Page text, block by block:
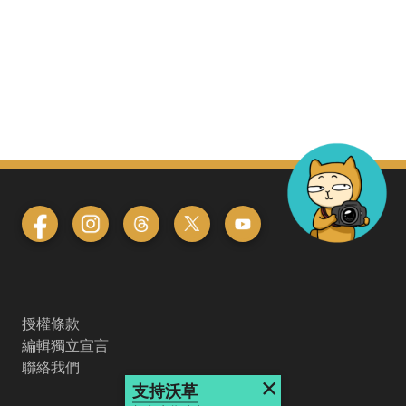
授權條款
編輯獨立宣言
聯絡我們
支持沃草 ×